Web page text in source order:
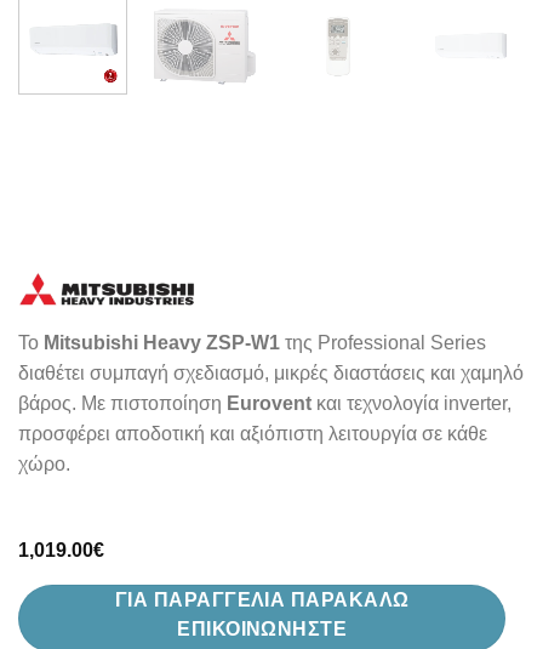
Το Mitsubishi Heavy ZSP-W1 της Professional Series
διαθέτει συμπαγή σχεδιασμό, μικρές διαστάσεις και χαμηλό
βάρος. Με πιστοποίηση Eurovent και τεχνολογία inverter,
προσφέρει αποδοτική και αξιόπιστη λειτουργία σε κάθε
χώρο.
1,019.00€
ΓΙΑ ΠΑΡΑΓΓΕΛΙΑ ΠΑΡΑΚΑΛΩ
ΕΠΙΚΟΙΝΩΝΗΣΤΕ